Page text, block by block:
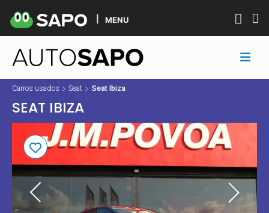
MENU
Carros usados Seat Seat Ibiza
SEAT IBIZA